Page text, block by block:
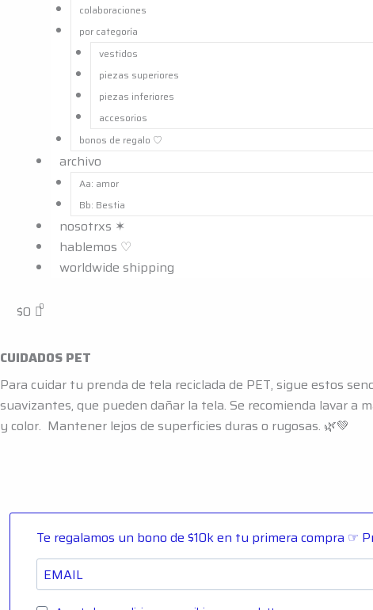
colaboraciones
por categoría
vestidos
piezas superiores
piezas inferiores
accesorios
bonos de regalo ㅤ♡
archivo
Aa: amor
Bb: Bestia
nosotrxs ✶
hablemos ♡
worldwide shipping
$0
CUIDADOS PET
Para cuidar tu prenda de tela reciclada de PET, sigue estos
suavizantes, que pueden dañar la tela. Se recomienda lavar a
y color. Mantener lejos de superficies duras o rugosas. 🌿💚
Te regalamos un bono de $10k en tu primera compra ☞